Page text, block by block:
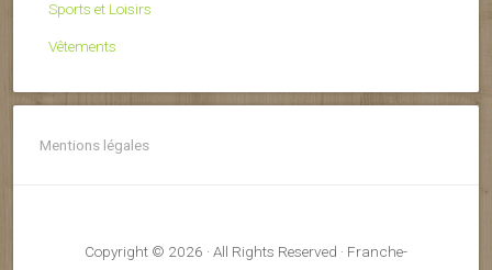
Sports et Loisirs
Vêtements
Mentions légales
Copyright © 2026 · All Rights Reserved · Franche-